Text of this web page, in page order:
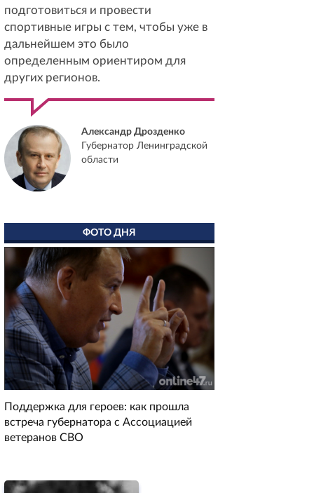
подготовиться и провести
спортивные игры с тем, чтобы уже в
дальнейшем это было
определенным ориентиром для
других регионов.
Александр Дрозденко
Губернатор Ленинградской
области
ФОТО ДНЯ
Поддержка для героев: как прошла
встреча губернатора с Ассоциацией
ветеранов СВО